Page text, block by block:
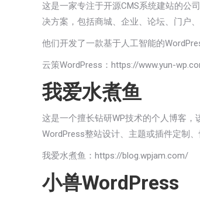
这是一家专注于开源CMS系统建站的公
决方案，包括商城、企业、论坛、门户
他们开发了一款基于人工智能的
云策WordPress： https://www.yun-
我爱水煮鱼
这是一个擅长钻研WP技术的个人博客
WordPress整站设计、主题或插件定制
我爱水煮鱼： https://blog.wpjam.com/
小兽WordPress